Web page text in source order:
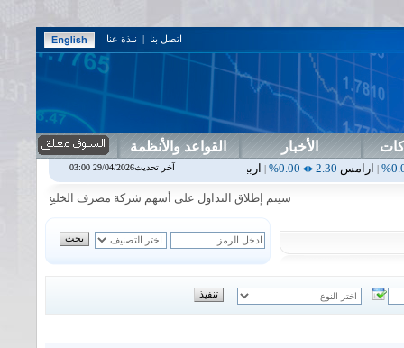
اتصل بنا | نبذة عنا
الأخبار القواعد والأنظمة
2.30
|اربيل 0.00
0.00%
|اسفنج1.87
سيتم إطلاق التداول على أسهم شركة مصرف الخليج التجاري في جلسة